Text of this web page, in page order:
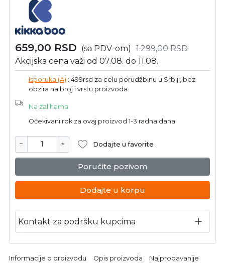
659,00 RSD (sa PDV-om) 1.299,00RSD
Akcijska cena važi od 07.08. do 11.08.
Isporuka (A) : 499rsd za celu porudžbinu u Srbiji, bez
obzira na broj i vrstu proizvoda.
Na zalihama
Očekivani rok za ovaj proizvod 1-3 radna dana
− + Dodajte u favorite
Poručite pozivom
Dodajte u korpu
Kontakt za podršku kupcima
Informacije o proizvodu Opis proizvoda Najprodavanije